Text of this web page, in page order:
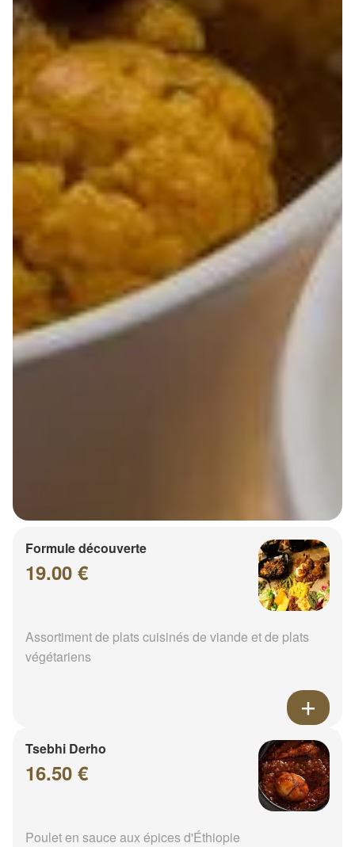
Formule découverte
19.00 €
Assortiment de plats cuisinés de viande et de plats
végétariens
Tsebhi Derho
16.50 €
Poulet en sauce aux épices d'Éthiopie